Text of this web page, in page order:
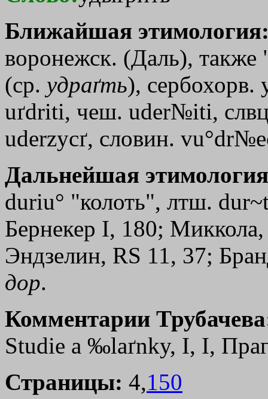
Ближайшая
воронежск. (Даль), также
(ср. удраґть), сербохорв.
uґdriti, чеш. uder№iti,
uderzycґ, словин.
Дальнейшая
duriu° "колоть", лтш.
Бернекер I, 180;
Эндзелин, RS 11, 37;
дор.
Комментарии
Studiе а ‰laґnky, I, I,
Страницы: 4,150